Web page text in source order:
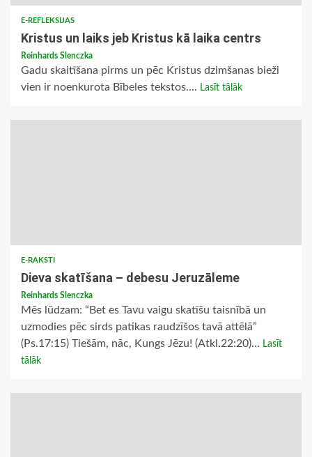
E-REFLEKSIJAS
Kristus un laiks jeb Kristus kā laika centrs
Reinhards Slenczka
Gadu skaitīšana pirms un pēc Kristus dzimšanas bieži
vien ir noenkurota Bībeles tekstos.... Lasīt tālāk
E-RAKSTI
Dieva skatīšana – debesu Jeruzāleme
Reinhards Slenczka
Mēs lūdzam: “Bet es Tavu vaigu skatīšu taisnībā un
uzmodies pēc sirds patikas raudzīšos tavā attēlā”
(Ps.17:15) Tiešām, nāc, Kungs Jēzu! (Atkl.22:20)... Lasīt
tālāk